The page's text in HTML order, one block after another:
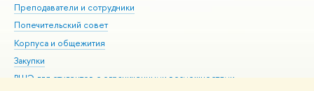
Преподаватели и сотрудники
Попечительский совет
Корпуса и общежития
Закупки
ВШЭ для студентов с ограниченными возможностями